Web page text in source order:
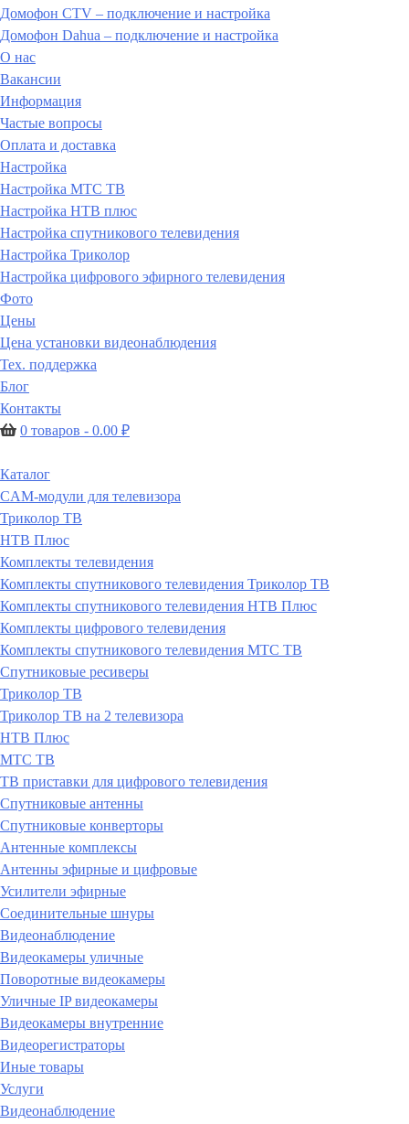
Домофон CTV – подключение и настройка
Домофон Dahua – подключение и настройка
О нас
Вакансии
Информация
Частые вопросы
Оплата и доставка
Настройка
Настройка МТС ТВ
Настройка НТВ плюс
Настройка спутникового телевидения
Настройка Триколор
Настройка цифрового эфирного телевидения
Фото
Цены
Цена установки видеонаблюдения
Тех. поддержка
Блог
Контакты
0 товаров - 0.00 ₽
Каталог
CAM-модули для телевизора
Триколор ТВ
НТВ Плюс
Комплекты телевидения
Комплекты спутникового телевидения Триколор ТВ
Комплекты спутникового телевидения НТВ Плюс
Комплекты цифрового телевидения
Комплекты спутникового телевидения МТС ТВ
Спутниковые ресиверы
Триколор ТВ
Триколор ТВ на 2 телевизора
НТВ Плюс
МТС ТВ
ТВ приставки для цифрового телевидения
Спутниковые антенны
Спутниковые конверторы
Антенные комплексы
Антенны эфирные и цифровые
Усилители эфирные
Соединительные шнуры
Видеонаблюдение
Видеокамеры уличные
Поворотные видеокамеры
Уличные IP видеокамеры
Видеокамеры внутренние
Видеорегистраторы
Иные товары
Услуги
Видеонаблюдение